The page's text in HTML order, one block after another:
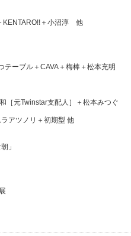
KENTARO!! ＋ 小沼淳 他
テーブル ＋ CAVA ＋ 梅棒 ＋ 松本充明
［元Twinstar支配人］＋ 松本みつぐ
アツノリ ＋ 初期型 他
」